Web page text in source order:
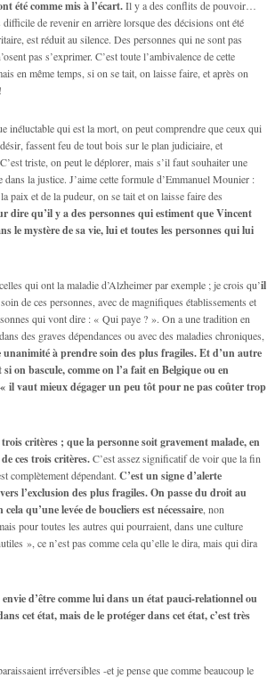
été comme mis à l’écart.Il y a des conflits de pouvoir…
de revenir en arrière lorsque des décisions ont été
est réduit au silence. Des personnes qui ne sont pas
pas s’exprimer. C’est toute l’ambivalence de cette
en même temps, si on se tait, on laisse faire, et après on
inéluctable qui est la mort, on peut comprendre que ceux qui
fassent feu de tout bois sur le plan judiciaire, et
triste, on peut le déplorer, mais s’il faut souhaiter une
la justice. J’aime cette formule d’Emmanuel Mounier :
paix et de la pudeur, on se tait et on laisse faire des
dire qu’il y a des personnes qui estiment que Vincent
le mystère de sa vie, lui et toutes les personnes qui lui
qui ont la maladie d’Alzheimer par exemple ; je crois qu’il
de ces personnes, avec de magnifiques établissements et
qui vont dire : « Qui paye ? ». On a une tradition en
des graves dépendances ou avec des maladies chroniques,
unanimité à prendre soin des plus fragiles. Et d’un autre
on bascule, comme on l’a fait en Belgique ou en
il vaut mieux dégager un peu tôt pour ne pas coûter trop
critères ; que la personne soit gravement malade, en
ces trois critères.C’est assez significatif de voir que la fin
complètement dépendant. C’est un signe d’alerte
l’exclusion des plus fragiles. On passe du droit au
qu’une levée de boucliers est nécessaire , non
pour toutes les autres qui pourraient, dans une culture
», ce n’est pas comme cela qu’elle le dira, mais qui dira
d’être comme lui dans un état pauci-relationnel ou
cet état, mais de le protéger dans cet état, c’est très
irréversibles -et je pense que comme beaucoup le